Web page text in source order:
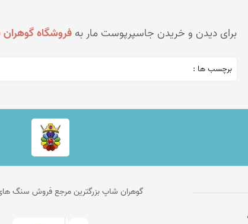
برای دیدن و خریدن جاسپرپوست ماربهفروشگاه
برچسب ها :
گوهران شاپ بزرگترین مرجع فروش سنگ